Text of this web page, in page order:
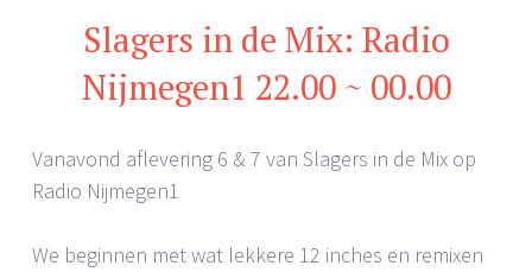
Slagers in de Mix: Radio
Nijmegen1 22.00 ~ 00.00
Vanavond aflevering 6 & 7 van Slagers in de Mix op
Radio Nijmegen1
We beginnen met wat lekkere 12 inches en remixen